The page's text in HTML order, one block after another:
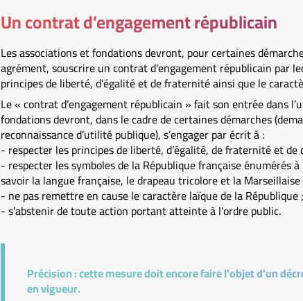
Un contrat d’engagement républicain
Les associations et fondations devront, pour certaines
agrément, souscrire un contrat d’engagement républicain par
principes de liberté, d’égalité et de fraternité ainsi que le
Le « contrat d’engagement républicain » fait son entrée dans
fondations devront, dans le cadre de certaines démarches
reconnaissance d’utilité publique), s’engager par écrit à :
- respecter les principes de liberté, d’égalité, de fraternité et
- respecter les symboles de la République française énumérés
savoir la langue française, le drapeau tricolore et la Marseillaise
- ne pas remettre en cause le caractère laïque de la République ;
- s’abstenir de toute action portant atteinte à l’ordre public.
Précision :cette mesure doit encore faire l’objet d’un
en vigueur.